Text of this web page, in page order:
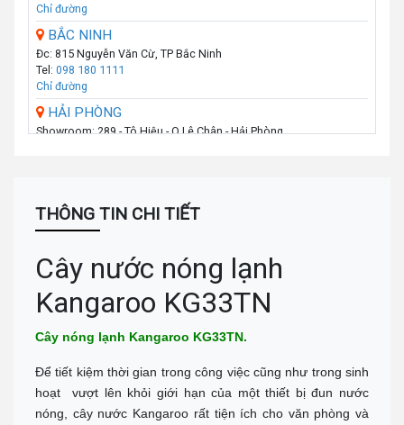
Chỉ đường
BẮC NINH
Đc: 815 Nguyễn Văn Cừ, TP Bắc Ninh
Tel: 098 180 1111
Chỉ đường
HẢI PHÒNG
Showroom: 289 - Tô Hiệu - Q.Lê Chân - Hải Phòng
Số 07 Đại Lộ Lê Lợi (Đối diện công viên Hội An) - P Lam Sơn - TP
Chỉ đường
TP.VINH _NGHỆ AN
Số: 58A Phạm Đình Toái - Phường Hà Huy Tập - TP Vinh
0943 437 137
Chỉ đường
Địa chỉ: 276 Hùng Vương, Quận Hải Châu
Call :
0938 460 460(Zalo)
Chỉ đường
THÔNG TIN CHI TIẾT
Cây nước nóng lạnh
Kangaroo KG33TN
Cây nóng lạnh Kangaroo KG33TN.
Để tiết kiệm thời gian trong công việc cũng như trong sinh
hoạt vượt lên khỏi giới hạn của một thiết bị đun nước
nóng, cây nước Kangaroo rất tiện ích cho văn phòng và